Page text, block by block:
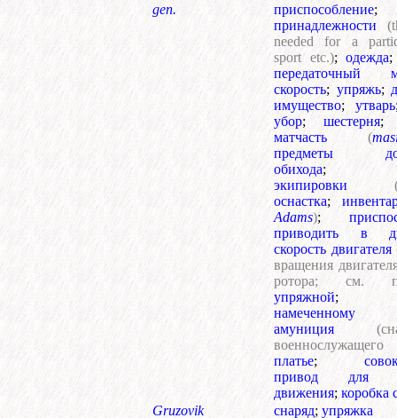
gen.
приспособление;
принадлежности
needed for a
sport etc.);одежда
передаточный
скорость; упряжь;
имущество; утварь
убор; шестерня
матчасть
(
предметы
обихода
экипировки
оснастка;
Adams);
приводить в
скорость двигателя
вращения
ротора; см.
упряжной
намеченному
амуниция
платье;
привод для
движения; коробка
Gruzovik
снаряд; упряжка